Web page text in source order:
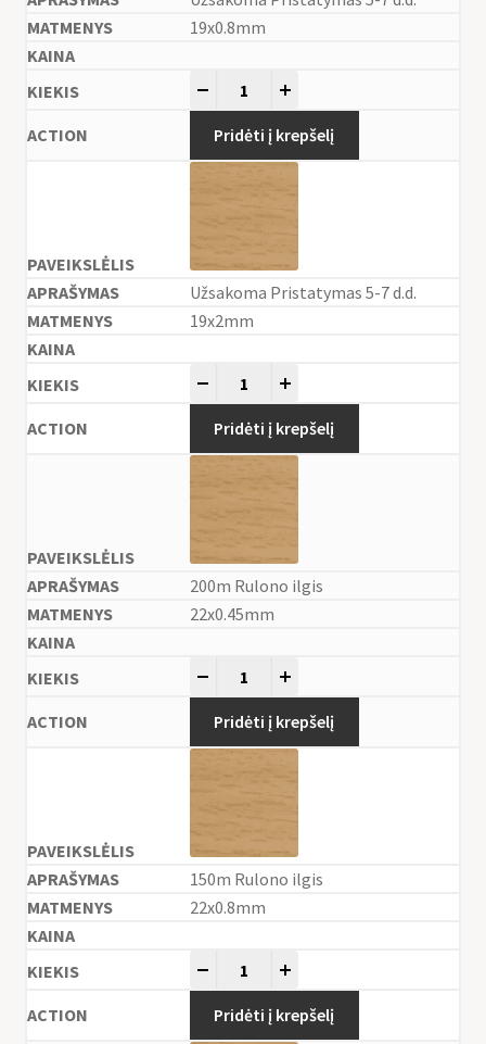
19x0.8mm
Pridėti į krepšelį
Užsakoma Pristatymas 5-7 d.d.
19x2mm
Pridėti į krepšelį
200m Rulono ilgis
22x0.45mm
Pridėti į krepšelį
150m Rulono ilgis
22x0.8mm
Pridėti į krepšelį